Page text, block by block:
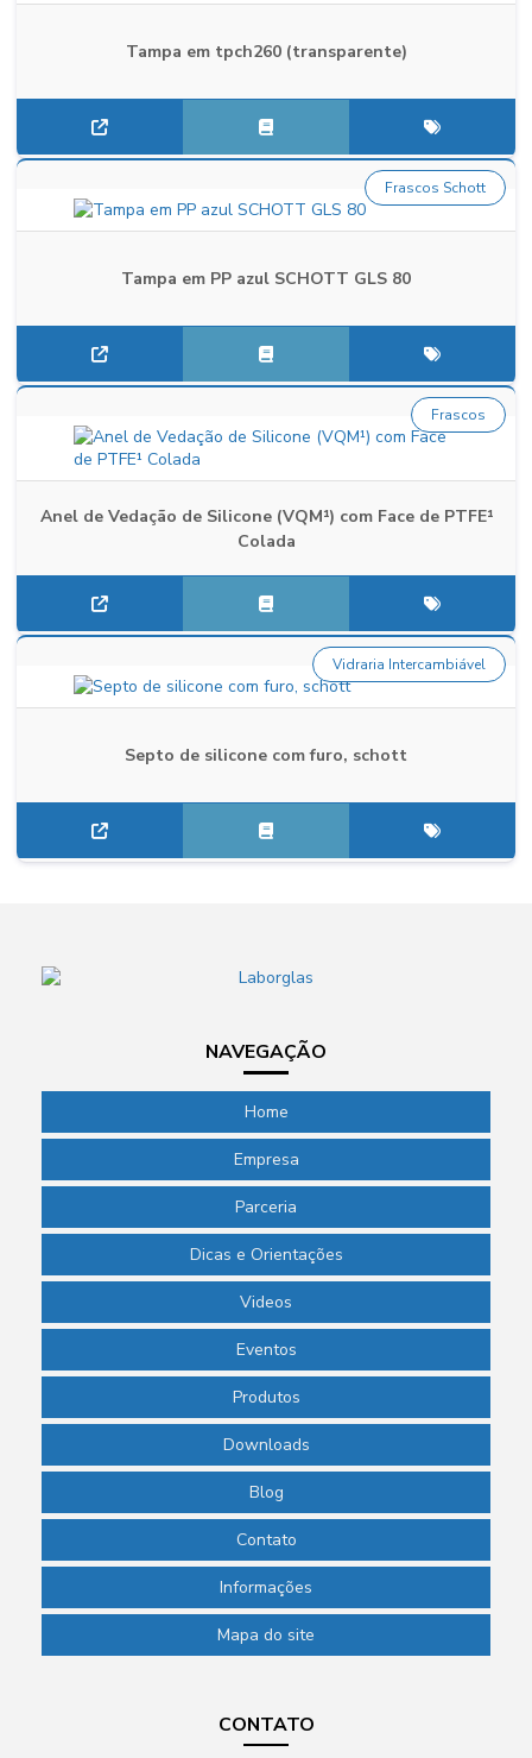
Tampa em tpch260 (transparente)
Tampa em PP azul SCHOTT GLS 80
Frascos Schott
Anel de Vedação de Silicone (VQM¹) com Face de PTFE¹
Colada
Frascos
Septo de silicone com furo, schott
Vidraria Intercambiável
NAVEGAÇÃO
Home
Empresa
Parceria
Dicas e Orientações
Videos
Eventos
Produtos
Downloads
Blog
Contato
Informações
Mapa do site
CONTATO